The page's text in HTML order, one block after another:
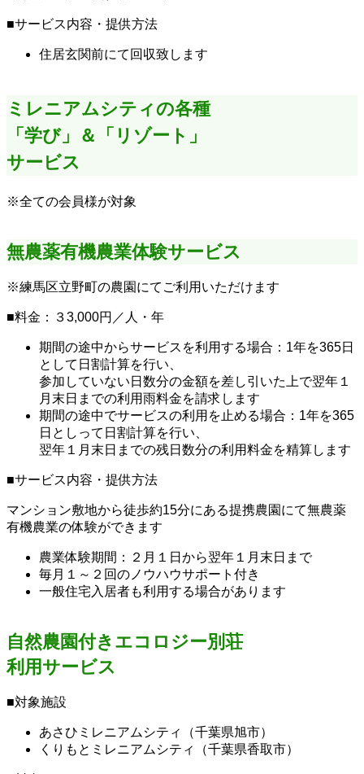
■サービス内容・提供方法
住居玄関前にて回収致します
ミレニアムシティの各種
「学び」＆「リゾート」
サービス
※全ての会員様が対象
無農薬有機農業体験サービス
※練馬区立野町の農園にてご利用いただけます
■料金：３3,000円／人・年
期間の途中からサービスを利用する場合：1年を365日
として日割計算を行い、
参加していない日数分の金額を差し引いた上で翌年１
月末日までの利用雨料金を請求します
期間の途中でサービスの利用を止める場合：1年を365
日としって日割計算を行い、
翌年１月末日までの残日数分の利用料金を精算します
■サービス内容・提供方法
マンション敷地から徒歩約15分にある提携農園にて無農薬
有機農業の体験ができます
農業体験期間：２月１日から翌年１月末日まで
毎月１～２回のノウハウサポート付き
一般住宅入居者も利用する場合があります
自然農園付きエコロジー別荘
利用サービス
■対象施設
あさひミレニアムシティ（千葉県旭市）
くりもとミレニアムシティ（千葉県香取市）